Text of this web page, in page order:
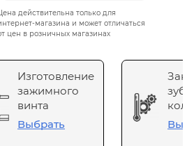
действительна только для
магазина и может отличаться
цен в розничных магазинах
Изготовление
зажимного
винта
Выбрать